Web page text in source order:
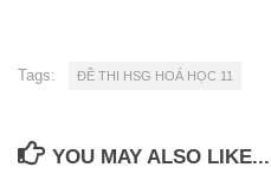
Tags: ĐỀ THI HSG HOÁ HỌC 11
YOU MAY ALSO LIKE...